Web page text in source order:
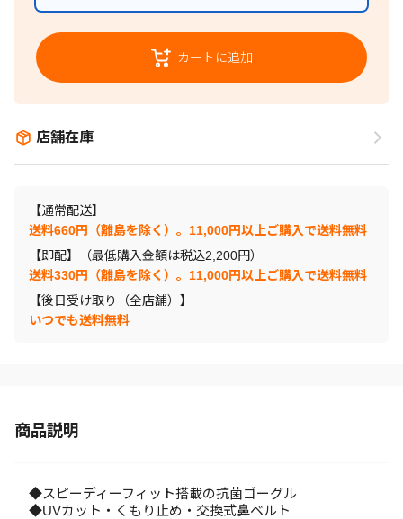
カートに追加
店舗在庫
【通常配送】
送料660円（離島を除く）。11,000円以上ご購入で送料無料
【即配】（最低購入金額は税込2,200円）
送料330円（離島を除く）。11,000円以上ご購入で送料無料
【後日受け取り（全店舗）】
いつでも送料無料
商品説明
◆スピーディーフィット搭載の抗菌ゴーグル
◆UVカット・くもり止め・交換式鼻ベルト